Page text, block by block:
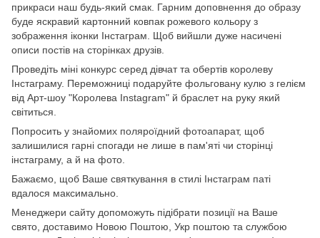
прикраси наш будь-який смак. Гарним доповнення до образу
буде яскравий картонний ковпак рожевого кольору з
зображення іконки Інстаграм. Щоб вийшли дуже насичені
описи постів на сторінках друзів.
Проведіть міні конкурс серед дівчат та обертів королеву
Інстаграму. Переможниці подаруйте фольговану кулю з гелієм
від Арт-шоу "Королева Instagram" й браслет на руку який
світиться.
Попросить у знайомих поляроїдний фотоапарат, щоб
залишилися гарні спогади не лише в пам'яті чи сторінці
інстаграму, а й на фото.
Бажаємо, щоб Ваше святкування в стилі Інстаграм паті
вдалося максимально.
Менеджери сайту допоможуть підібрати позиції на Ваше
свято, доставимо Новою Поштою, Укр поштою та службою